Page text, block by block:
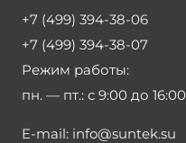
+7 (499) 394-38-06
+7 (499) 394-38-07
Режим работы:
пн. — пт.: с 9:00 до 16:00
E-mail: info@suntek.su